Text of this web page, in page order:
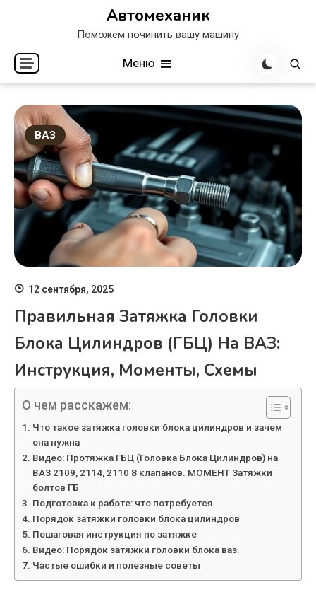
Автомеханик
Поможем починить вашу машину
Меню
ВАЗ
12 сентября, 2025
Правильная Затяжка Головки
Блока Цилиндров (ГБЦ) На ВАЗ:
Инструкция, Моменты, Схемы
О чем расскажем:
Что такое затяжка головки блока цилиндров и зачем
она нужна
Видео: Протяжка ГБЦ (Головка Блока Цилиндров) на
ВАЗ 2109, 2114, 2110 8 клапанов. МОМЕНТ Затяжки
болтов ГБ
Подготовка к работе: что потребуется
Порядок затяжки головки блока цилиндров
Пошаговая инструкция по затяжке
Видео: Порядок затяжки головки блока ваз.
Частые ошибки и полезные советы